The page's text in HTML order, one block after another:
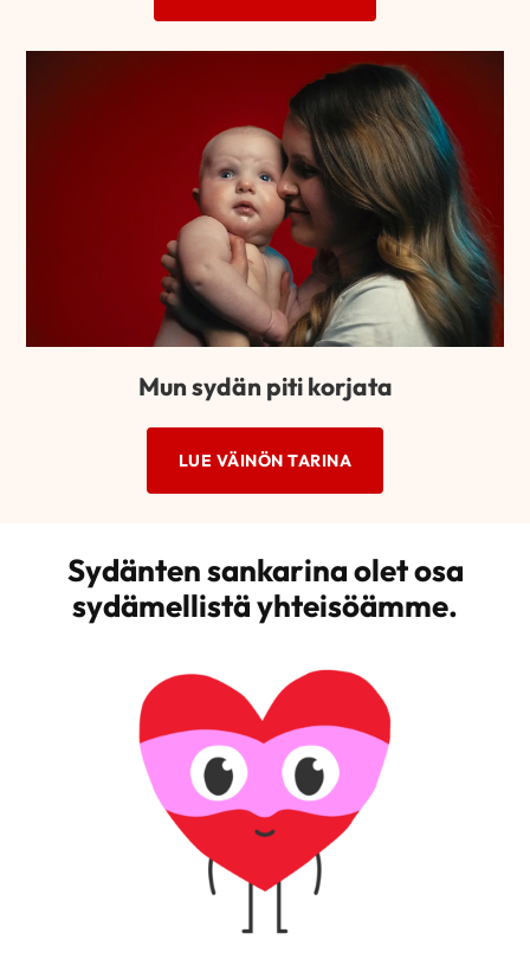
Mun sydän piti korjata
LUE VÄINÖN TARINA
Sydänten sankarina olet osa
sydämellistä yhteisöämme.